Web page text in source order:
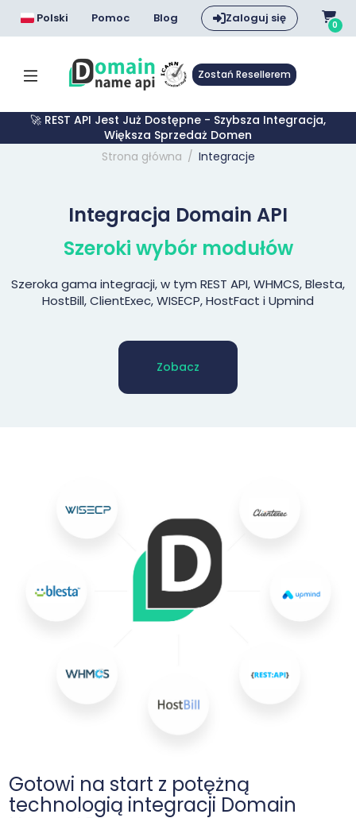
Polski Pomoc Blog Zaloguj się 0
Zostań Resellerem
🚀 REST API Jest Już Dostępne - Szybsza Integracja,
Większa Sprzedaż Domen
Strona główna
Integracje
Integracja Domain API
Szeroki wybór modułów
Szeroka gama integracji, w tym REST API, WHMCS, Blesta,
HostBill, ClientExec, WISECP, HostFact i Upmind
Zobacz
Gotowi na start z potężną
technologią integracji Domain